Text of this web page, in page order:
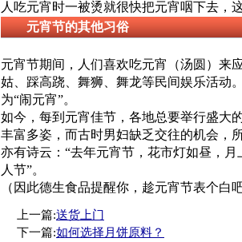
人吃元宵时一被烫就很快把元宵咽下去，
元宵节的其他习俗
元宵节期间，人们喜欢吃元宵（汤圆）来
姑、踩高跷、舞狮、舞龙等民间娱乐活动
为“闹元宵”。
如今，每到元宵佳节，各地总要举行盛大
丰富多姿，而古时男妇缺乏交往的机会，
亦有诗云：“去年元宵节，花市灯如昼，
人节”。
（因此德生食品提醒你，趁元宵节表个白吧
上一篇:送货上门
下一篇:如何选择月饼原料？